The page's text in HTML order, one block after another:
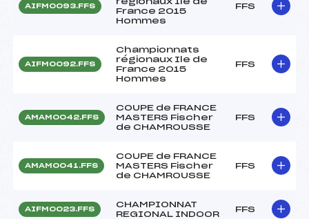
AIFM0093.FFS
France 2015
Hommes
FFS
AIFM0092.FFS
Championnats
régionaux Ile de
France 2015
Hommes
FFS
AMAM0042.FFS
COUPE de FRANCE
MASTERS Fischer
de CHAMROUSSE
FFS
AMAM0041.FFS
COUPE de FRANCE
MASTERS Fischer
de CHAMROUSSE
FFS
AIFM0023.FFS
CHAMPIONNAT
REGIONAL INDOOR
FFS